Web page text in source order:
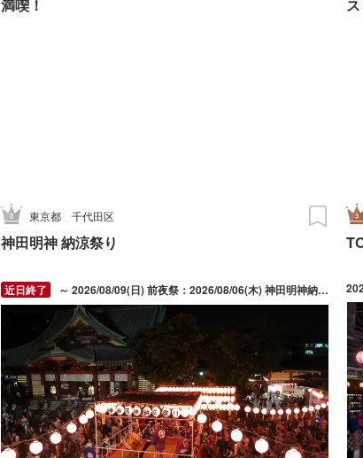
満喫！
東京都千代田区
神田明神 納涼祭り
～ 2026/08/09(日) 前夜祭：2026/08/06(木) 神田明神納涼祭り：2026/08/07(金) ～ 2026/08/09(日)